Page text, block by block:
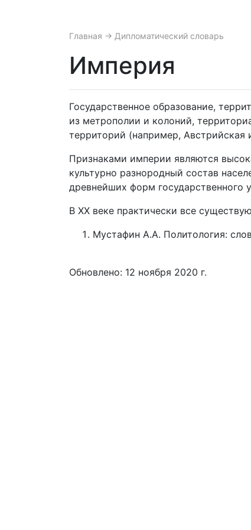
Главная → Дипломатический словарь
Империя
Государственное образование,
из метрополии и колоний,
территорий (например, Австрийская
Признаками империи являются
культурно разнородный состав
древнейших форм государственного
В XX веке практически все
Мустафин А.А. Политология:
Обновлено: 12 ноября 2020 г.